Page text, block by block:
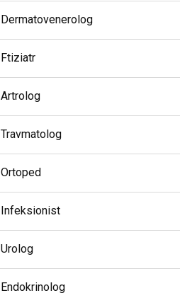
Dermatovenerolog
Ftiziatr
Artrolog
Travmatolog
Ortoped
Infeksionist
Urolog
Endokrinolog